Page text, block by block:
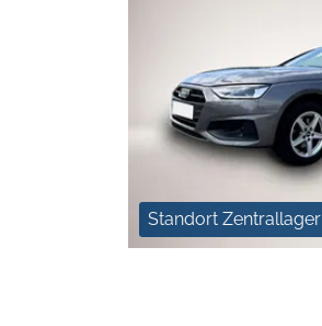
Standort Zentrallager